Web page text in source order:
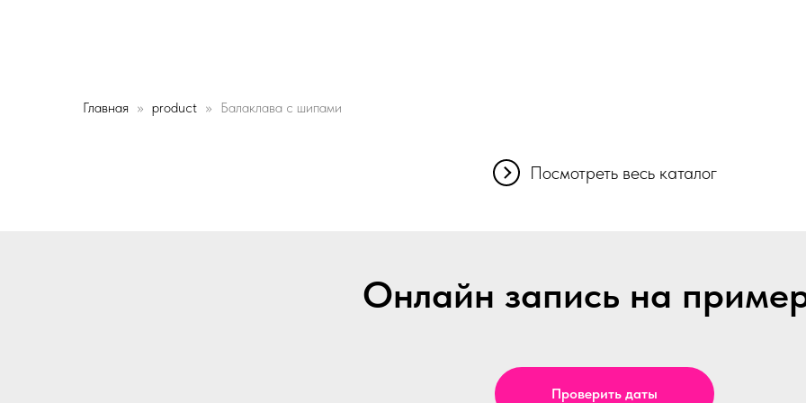
Главная product Балаклава с шипами
Посмотреть весь каталог
Онлайн запись на
Проверить даты